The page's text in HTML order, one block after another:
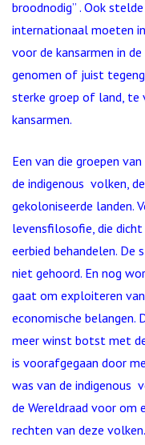
broodnodig” . Ook
internationaal moeten
voor de kansarmen in
genomen of juist
sterke groep of land, te
kansarmen.
Een van die groepen
de indigenous volken,
gekoloniseerde landen.
levensfilosofie, die
eerbied behandelen. De
niet gehoord. En nog
gaat om exploiteren
economische belangen.
meer winst botst met
is voorafgegaan door
was van de indigenous
de Wereldraad voor om
rechten van deze